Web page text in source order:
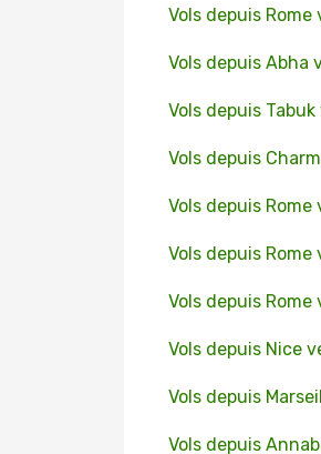
Vols depuis Rome
Vols depuis Abha
Vols depuis
Vols depuis
Vols depuis
Vols depuis Rome
Vols depuis Rome
Vols depuis Nice
Vols depuis
Vols depuis